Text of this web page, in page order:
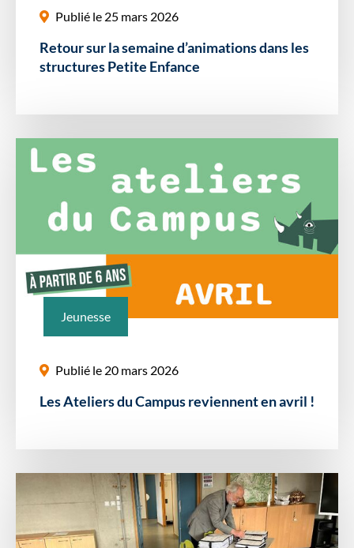
Publié le 25 mars 2026
Retour sur la semaine d’animations dans les
structures Petite Enfance
Jeunesse
Publié le 20 mars 2026
Les Ateliers du Campus reviennent en avril !